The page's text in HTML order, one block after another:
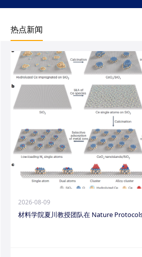
热点新闻
2026-08-09
材料学院夏川教授团队在 Nature